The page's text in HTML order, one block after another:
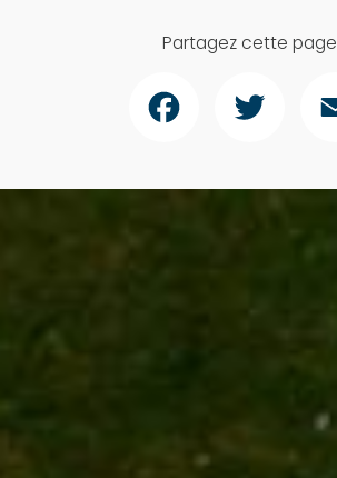
Partagez cette page